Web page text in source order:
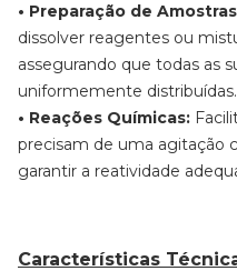
• Preparação de
dissolver reagentes ou
assegurando que todas as
uniformemente distribuídas.
• Reações Químicas:
precisam de uma agitação
garantir a reatividade
Características